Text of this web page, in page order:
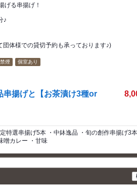
げる串揚げ！
♪
団体様での貸切予約も承っております♪)
煙 個室あり
串揚げと【お茶漬け3種or
特選串揚げ5本 ・中鉢逸品 ・旬の創作串揚げ3
噌カレー ・甘味